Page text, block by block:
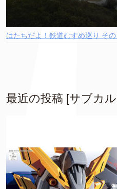
はたちだよ！鉄道むすめ巡り その
最近の投稿 [サブカ